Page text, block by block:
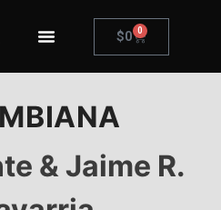
$0 0
& Jaime R.